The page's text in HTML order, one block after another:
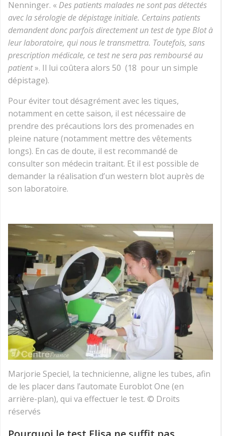
Nenninger. « Des patients malades ne sont pas détectés
avec la sérologie de dépistage initiale. Certains patients
demandent donc parfois directement un test de type Blot à
leur laboratoire, qui nous le transmettra. Toutefois, sans
prescription médicale, ce test ne sera pas remboursé au
patient». Il lui coûtera alors 50 (18 pour un simple
dépistage).
Pour éviter tout désagrément avec les tiques,
notamment en cette saison, il est nécessaire de
prendre des précautions lors des promenades en
pleine nature (notamment mettre des vêtements
longs). En cas de doute, il est recommandé de
consulter son médecin traitant. Et il est possible de
demander la réalisation d’un western blot auprès de
son laboratoire.
Marjorie Speciel, la technicienne, aligne les tubes, afin
de les placer dans l’automate Euroblot One (en
arrière-plan), qui va effectuer le test. © Droits
réservés